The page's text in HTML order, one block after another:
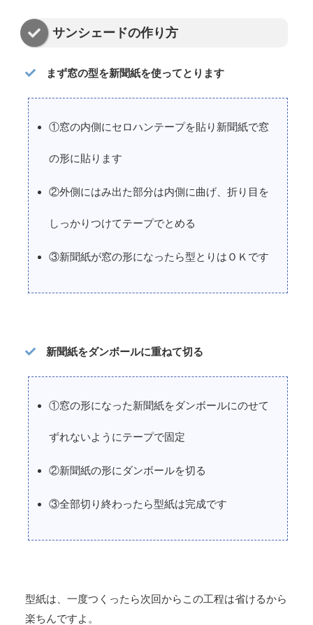
サンシェードの作り方
まず窓の型を新聞紙を使ってとります
①窓の内側にセロハンテープを貼り新聞紙で窓
の形に貼ります
②外側にはみ出た部分は内側に曲げ、折り目を
しっかりつけてテープでとめる
③新聞紙が窓の形になったら型とりはＯＫです
新聞紙をダンボールに重ねて切る
①窓の形になった新聞紙をダンボールにのせて
ずれないようにテープで固定
②新聞紙の形にダンボールを切る
③全部切り終わったら型紙は完成です
型紙は、一度つくったら次回からこの工程は省けるから
楽ちんですよ。